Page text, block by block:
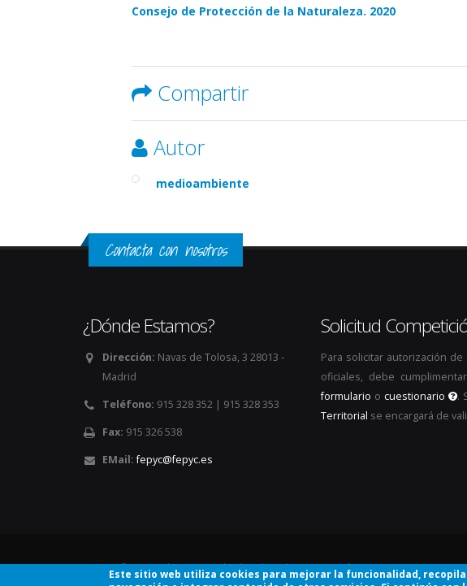
Consejo de Protección de la Naturaleza. 2020
Compartir
Autor
medioambiente
Contacta con nosotros
¿Dónde Estamos?
Dirección: Navas de Tolosa, 3 28013 -
Madrid
Teléfono: 915 328 352 | 915 328 353
Fax: 915 326 538
EMail: fepyc@fepyc.es
Solicitud
Para solicitar autorización
oficiales, debe
formulario o cuestionario .
Territorial se encargará de
© Copyright 2026. Todos los derechos reservados.
Este sitio web utiliza cookies para mejorar la funcionalidad,